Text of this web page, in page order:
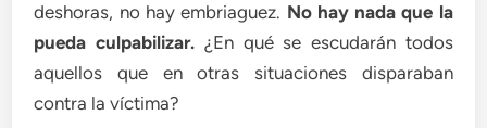
deshoras, no hay embriaguez. No hay nada que la
pueda culpabilizar.¿En qué se escudarán todos
aquellos que en otras situaciones disparaban
contra la víctima?